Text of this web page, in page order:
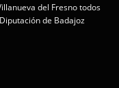
del Fresno todos
de Badajoz